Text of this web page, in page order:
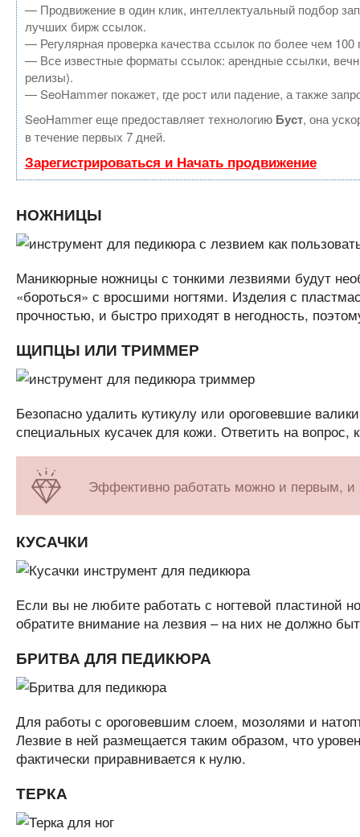
— Продвижение в один клик, интеллектуальный подбор
лучших бирж ссылок.
— Регулярная проверка качества ссылок по более чем
— Все известные форматы ссылок: арендные ссылки,
релизы).
— SeoHammer покажет, где рост или падение, а также
SeoHammer еще предоставляет технологию Буст, она
в течение первых 7 дней.
Зарегистрироваться и Начать продвижение
НОЖНИЦЫ
Маникюрные ножницы с тонкими лезвиями будут
«бороться» с вросшими ногтями. Изделия с
прочностью, и быстро приходят в негодность,
ЩИПЦЫ ИЛИ ТРИММЕР
Безопасно удалить кутикулу или ороговевшие
специальных кусачек для кожи. Ответить на
Эффективно работать можно и первым,
КУСАЧКИ
Если вы не любите работать с ногтевой пластиной
обратите внимание на лезвия – на них не должно
БРИТВА ДЛЯ ПЕДИКЮРА
Для работы с ороговевшим слоем, мозолями и
Лезвие в ней размещается таким образом, что
фактически приравнивается к нулю.
ТЕРКА